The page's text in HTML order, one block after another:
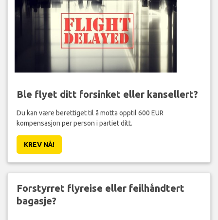
Ble flyet ditt forsinket eller kansellert?
Du kan være berettiget til å motta opptil 600 EUR
kompensasjon per person i partiet ditt.
KREV NÅ!
Forstyrret flyreise eller feilhåndtert
bagasje?